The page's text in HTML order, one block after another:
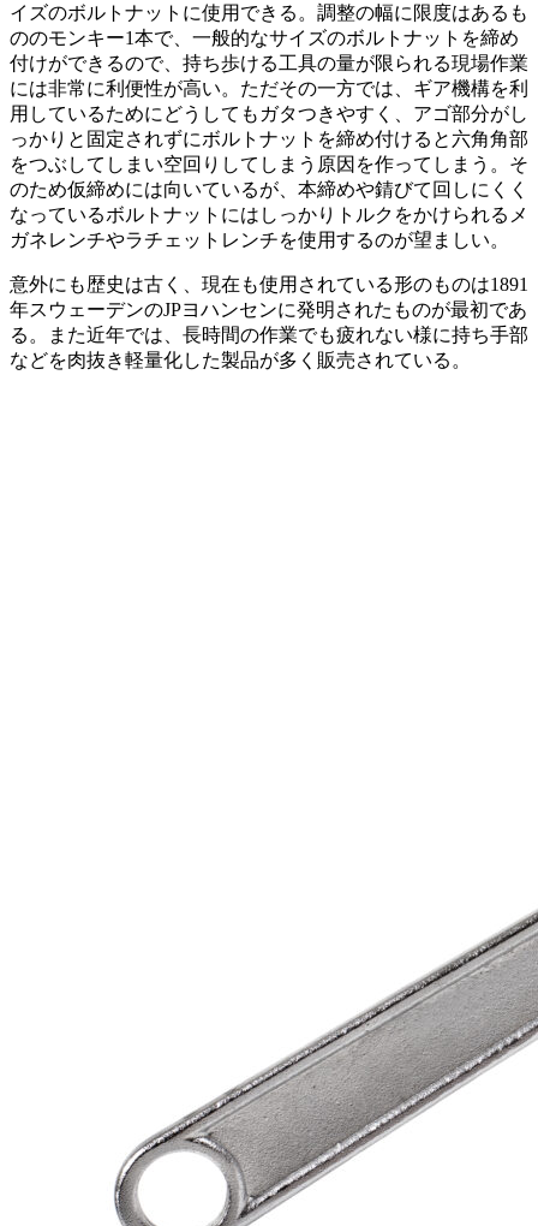
イズのボルトナットに使用できる。調整の幅に限度はあるも
ののモンキー1本で、一般的なサイズのボルトナットを締め
付けができるので、持ち歩ける工具の量が限られる現場作業
には非常に利便性が高い。ただその一方では、ギア機構を利
用しているためにどうしてもガタつきやすく、アゴ部分がし
っかりと固定されずにボルトナットを締め付けると六角角部
をつぶしてしまい空回りしてしまう原因を作ってしまう。そ
のため仮締めには向いているが、本締めや錆びて回しにくく
なっているボルトナットにはしっかりトルクをかけられるメ
ガネレンチやラチェットレンチを使用するのが望ましい。
意外にも歴史は古く、現在も使用されている形のものは1891
年スウェーデンのJPヨハンセンに発明されたものが最初であ
る。また近年では、長時間の作業でも疲れない様に持ち手部
などを肉抜き軽量化した製品が多く販売されている。